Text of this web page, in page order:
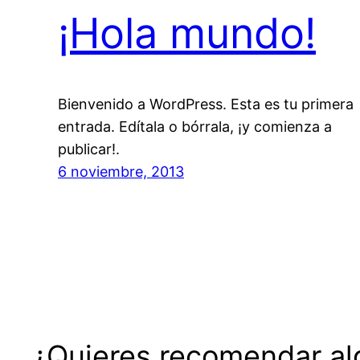
¡Hola mundo!
Bienvenido a WordPress. Esta es tu primera
entrada. Edítala o bórrala, ¡y comienza a
publicar!.
6 noviembre, 2013